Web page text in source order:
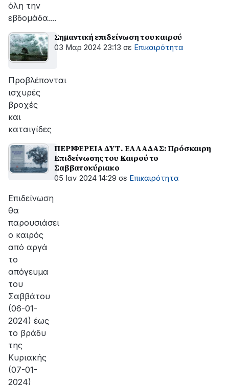
όλη την
εβδομάδα....
Σημαντική επιδείνωση του καιρού
03 Μαρ 2024 23:13 σε Επικαιρότητα
Προβλέπονται
ισχυρές
βροχές
και
καταιγίδες
ΠΕΡΙΦΕΡΕΙΑ ΔΥΤ. ΕΛΛΑΔΑΣ: Πρόσκαιρη
Επιδείνωσης του Καιρού το
Σαββατοκύριακο
05 Ιαν 2024 14:29 σε Επικαιρότητα
Επιδείνωση
θα
παρουσιάσει
ο καιρός
από αργά
το
απόγευμα
του
Σαββάτου
(06-01-
2024) έως
το βράδυ
της
Κυριακής
(07-01-
2024)